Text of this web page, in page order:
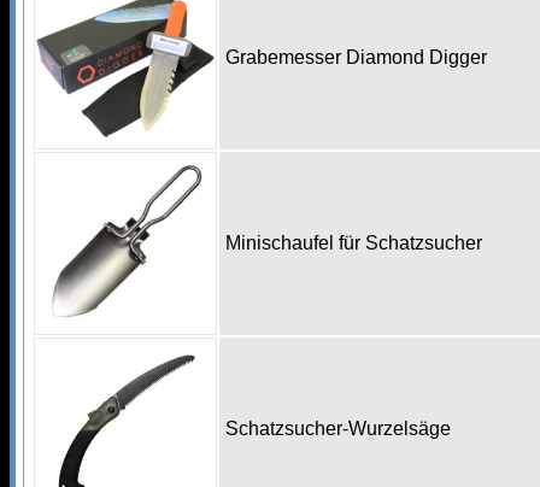
Grabemesser Diamond Digger
Minischaufel für Schatzsucher
Schatzsucher-Wurzelsäge